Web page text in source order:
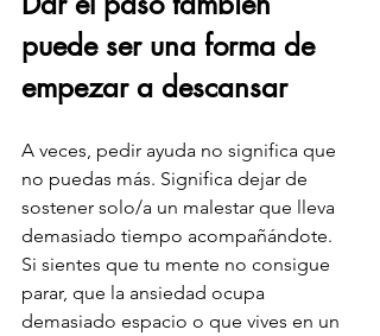
puede ser una forma de
empezar a descansar
A veces, pedir ayuda no significa que
no puedas más. Significa dejar de
sostener solo/a un malestar que lleva
demasiado tiempo acompañándote.
Si sientes que tu mente no consigue
parar, que la ansiedad ocupa
demasiado espacio o que vives en un